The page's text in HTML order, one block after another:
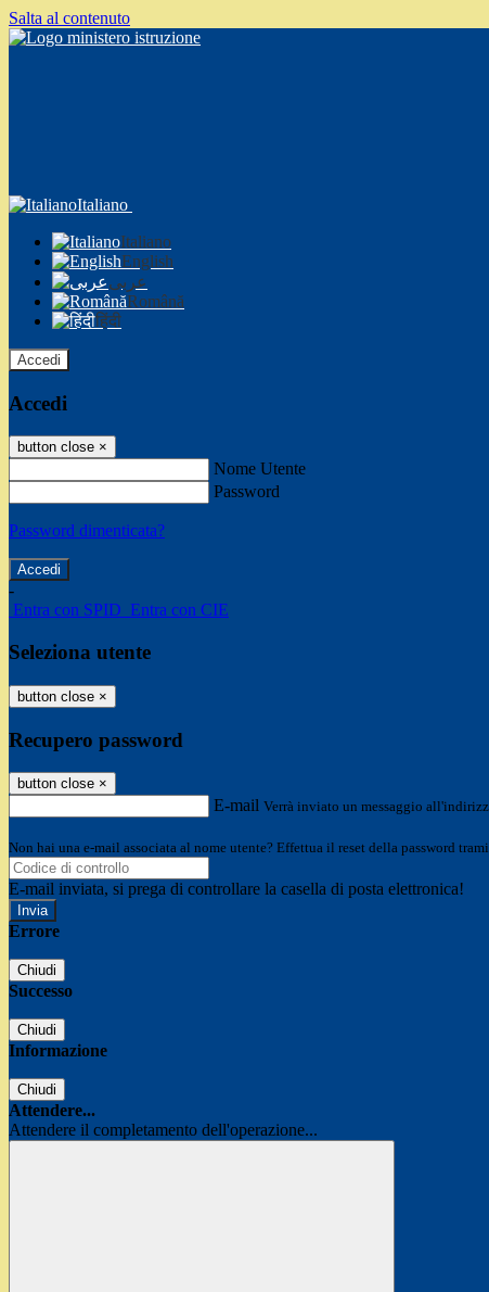
Salta al contenuto
Italiano
Italiano
English
عربى
Română
हिंदी
Accedi
Accedi
button close ×
Nome Utente
Password
Password dimenticata?
-
Entra con SPID Entra con CIE
Seleziona utente
button close ×
Recupero password
button close ×
E-mail Verrà inviato un messaggio
Non hai una e-mail associata al nome utente? Effettua il reset della password
E-mail inviata, si prega di controllare la casella di posta elettronica!
Errore
Chiudi
Successo
Chiudi
Informazione
Chiudi
Attendere...
Attendere il completamento dell'operazione...